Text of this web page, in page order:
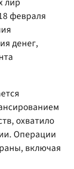
февраля
денег,
охватило
Операции
включая